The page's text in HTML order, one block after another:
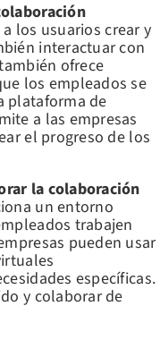
los usuarios crear y
interactuar con
ofrece
los empleados se
plataforma de
a las empresas
el progreso de los
la colaboración
un entorno
trabajen
pueden usar
específicas.
y colaborar de